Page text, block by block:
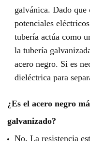
galvánica. Dado
potenciales
tubería actúa como
la tubería
acero negro. Si es
dieléctrica para
¿Es el acero negro
galvanizado?
No. La resistencia